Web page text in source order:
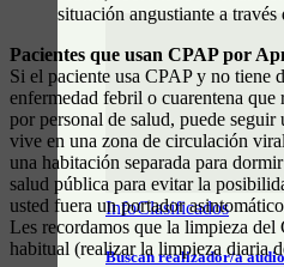
InfoClasificados
Buscan realizador/a
situación angustiante a
Pacientes que usan CPAP por
Si el paciente usa CPAP y no tiene
enfermedad febril o cuarentena
por personal de salud, puede
vive en una zona de circulación
una habitación separada para
salud pública para evitar la
usted fuera un portador
Les recordamos que la limpieza del
habitual (realizar la limpieza diaria